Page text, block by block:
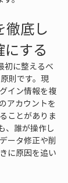
徹底し
する
初に整えるべ
則です。現
イン情報を複
アカウントを
ことがありま
、誰が操作し
ータ修正や削
に原因を追い